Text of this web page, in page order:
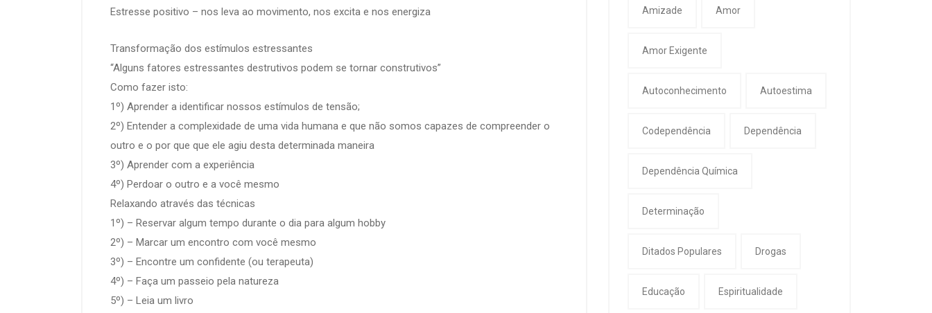
Estresse positivo – nos leva ao movimento, nos excita e nos energiza
Transformação dos estímulos estressantes
“Alguns fatores estressantes destrutivos podem se tornar construtivos”
Como fazer isto:
1º) Aprender a identificar nossos estímulos de tensão;
2º) Entender a complexidade de uma vida humana e que não somos capazes de compreender o
outro e o por que que ele agiu desta determinada maneira
3º) Aprender com a experiência
4º) Perdoar o outro e a você mesmo
Relaxando através das técnicas
1º) – Reservar algum tempo durante o dia para algum hobby
2º) – Marcar um encontro com você mesmo
3º) – Encontre um confidente (ou terapeuta)
4º) – Faça um passeio pela natureza
5º) – Leia um livro
Amizade Amor
Amor Exigente
Autoconhecimento Autoestima
Codependência Dependência
Dependência Química
Determinação
Ditados Populares Drogas
Educação Espiritualidade